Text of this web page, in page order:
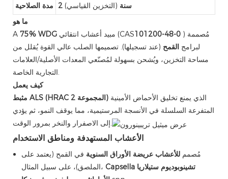
مدة الصلاحية
2 سنة (التخزين القياسي)
ما هو
A 75% WDG مبيد أعشاب انتقائي (CAS101200-48-0 ) مُصممة
لبرامج القمح (عند تسجيلها). تصميمها الصلب عالي القوة يُقلل من
مساحة التخزين، ويُشحن بسهولة لمُصنّعي المعدات الأصلية/العلامات
التجارية الخاصة.
كيف يعمل
مثبط ALS (HRAC المجموعة 2)
المتفرعة السلسلة في الأنسجة المرستيمية، مما يوقف النمو، ثم يؤدي
إلى الاصفرار والنخر بمرور الوقت.
الأعشاب المستهدفة ومناطق الاستخدام
مُصممللأعشاب عريضة الأوراق السنوية في القمح (يعتمد على
الملصق)، على سبيل المثال، Capsella تشينوبوديوم ستيلاريا